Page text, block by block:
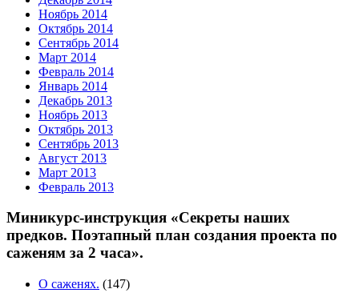
Ноябрь 2014
Октябрь 2014
Сентябрь 2014
Март 2014
Февраль 2014
Январь 2014
Декабрь 2013
Ноябрь 2013
Октябрь 2013
Сентябрь 2013
Август 2013
Март 2013
Февраль 2013
Миникурс-инструкция «Секреты наших
предков. Поэтапный план создания проекта по
саженям за 2 часа».
О саженях. (147)